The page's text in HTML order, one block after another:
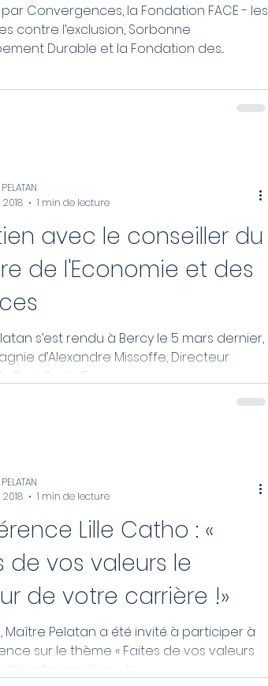
Convergences, la Fondation FACE - les
contre l’exclusion, Sorbonne
Durable et la Fondation des...
avec le conseiller du
de l'Economie et des
s’est rendu à Bercy le 5 mars dernier,
d’Alexandre Missoffe, Directeur
Paris Ile de France...
2018
1 min de lecture
Lille Catho : «
de vos valeurs le
de votre carrière !»
Maître Pelatan a été invité à participer à
sur le thème « Faites de vos valeurs
votre carrière » à...
2018
1 min de lecture